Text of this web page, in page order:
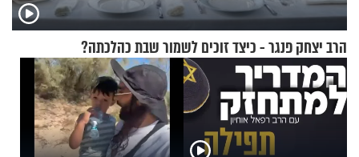
הרב יצחק פנגר - כיצד זוכים לשמור שבת כהלכתה?